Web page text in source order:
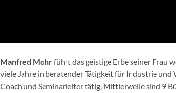
Manfred Mohrführt das geistige Erbe seiner Frau
viele Jahre in beratender Tätigkeit für Industrie
Coach und Seminarleiter tätig. Mittlerweile sind 9